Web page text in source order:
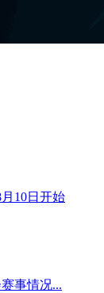
10日开始
事情况...